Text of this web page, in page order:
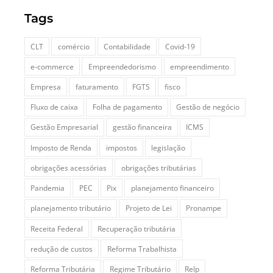
Tags
CLT comércio Contabilidade
Covid-19
e-commerce
Empreendedorismo
empreendimento
Empresa
faturamento FGTS
fisco
Fluxo de caixa
Folha de pagamento
Gestão de negócio
Gestão Empresarial
gestão financeira
ICMS
Imposto de Renda
impostos
legislação
obrigações acessórias
obrigações tributárias
Pandemia
PEC Pix
planejamento financeiro
planejamento tributário
Projeto de Lei
Pronampe
Receita Federal
Recuperação tributária
redução de custos
Reforma Trabalhista
Reforma Tributária
Regime Tributário Relp